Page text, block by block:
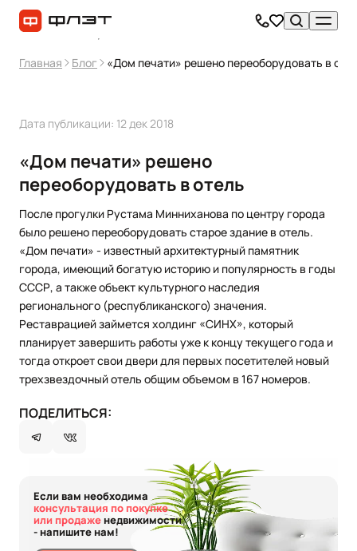
Главная Блог «Дом печати» решено переоборудовать в
Если вам необходима
консультация по покупке
или продаженедвижимости
- напишите нам!
Дата публикации: 12 дек 2018
«Дом печати» решено
переоборудовать в отель
После прогулки Рустама Минниханова по центру города
было решено переоборудовать старое здание в отель.
«Дом печати» - известный архитектурный памятник
города, имеющий богатую историю и популярность в годы
СССР, а также объект культурного наследия
регионального (республиканского) значения.
Реставрацией займется холдинг «СИНХ», который
планирует завершить работы уже к концу текущего года и
тогда откроет свои двери для первых посетителей новый
трехзвездочный отель общим объемом в 167 номеров.
ПОДЕЛИТЬСЯ: